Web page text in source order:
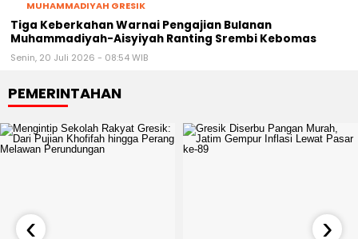
Tiga Keberkahan Warnai Pengajian Bulanan
Muhammadiyah-Aisyiyah Ranting Srembi Kebomas
Senin, 20 Juli 2026 - 08:54 WIB
PEMERINTAHAN
‹ ›